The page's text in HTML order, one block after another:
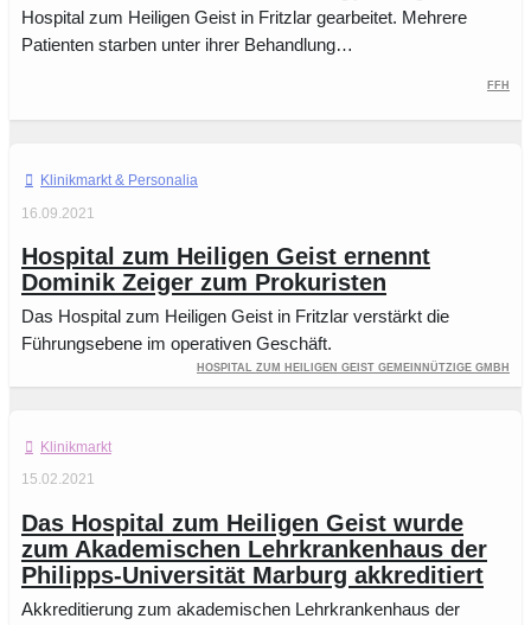
Hospital zum Heiligen Geist in Fritzlar gearbeitet. Mehrere
Patienten starben unter ihrer Behandlung…
FFH
Klinikmarkt
16.09.2021
Hospital zum Heiligen Geist ernennt
Dominik Zeiger zum Prokuristen
Das Hospital zum Heiligen Geist in Fritzlar verstärkt die
Führungsebene im operativen Geschäft.
Hospital zum Heiligen Geist gemeinnützige GmbH
Klinikmarkt
15.02.2021
Das Hospital zum Heiligen Geist wurde
zum Akademischen Lehrkrankenhaus der
Philipps-Universität Marburg akkreditiert
Akkreditierung zum akademischen Lehrkrankenhaus der